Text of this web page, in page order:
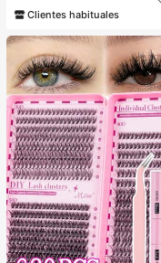
Clientes habituales